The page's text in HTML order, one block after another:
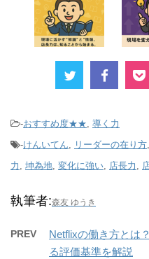
-おすすめ度★★, 導く力
-けんいてん, リーダーの在り方,
力 , 坤為地, 変化に強い, 店長力 ,
執筆者:森友 ゆうき
PREV
Netflixの働き方とは
る評価基準を解説